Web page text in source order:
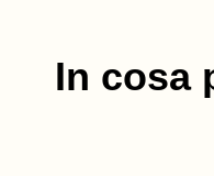
In cosa